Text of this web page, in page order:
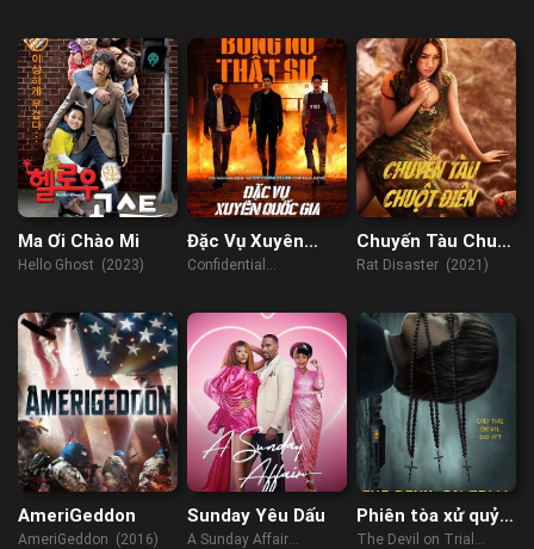
Ma Ơi Chào Mi
Hello Ghost (2023)
Đặc Vụ Xuyên
Quốc Gia
Confidential
International (2022)
Chuyến Tàu Chuột
Điên
Rat Disaster (2021)
AmeriGeddon
AmeriGeddon (2016)
Sunday Yêu Dấu
A Sunday Affair
Phiên tòa xử quỷ
ám
The Devil on Trial